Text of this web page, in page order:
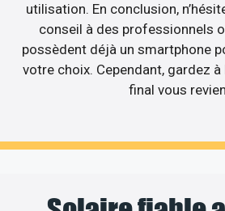
utilisation. En conclusion,
conseil à des professionnels
possèdent déjà un smartphone
votre choix. Cependant, gardez à
final vous